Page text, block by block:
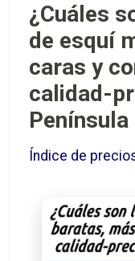
¿Cuáles
de esquí
caras y
calidad-
Índice de